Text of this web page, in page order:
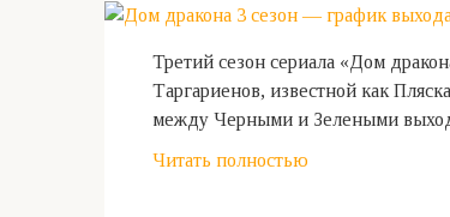
Третий сезон сериала «Дом
Таргариенов, известной как
между Черными и Зелеными
Читать полностью